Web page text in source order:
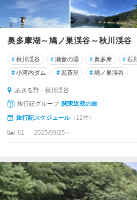
多
摩
・
青
・
あ
き
る
野
奥
多
あ
き
る
野
奥多摩湖～鳩ノ巣渓谷～秋川渓谷
#秋川渓谷 #瀬音の湯 #奥多摩 #石
#小河内ダム #黒茶屋 #鳩ノ巣渓谷
あきる野・秋川渓谷
旅行記グループ 関東近郊の旅
旅行記スケジュール（12件）
61 2025/09/25～